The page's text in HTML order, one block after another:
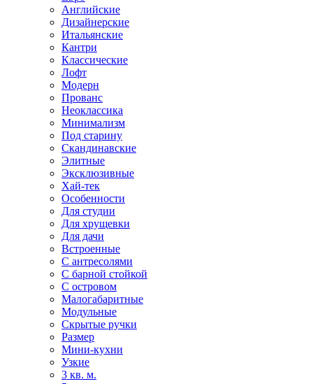
Английские
Дизайнерские
Итальянские
Кантри
Классические
Лофт
Модерн
Прованс
Неоклассика
Минимализм
Под старину
Скандинавские
Элитные
Эксклюзивные
Хай-тек
Особенности
Для студии
Для хрущевки
Для дачи
Встроенные
С антресолями
С барной стойкой
С островом
Малогабаритные
Модульные
Скрытые ручки
Размер
Мини-кухни
Узкие
3 кв. м.